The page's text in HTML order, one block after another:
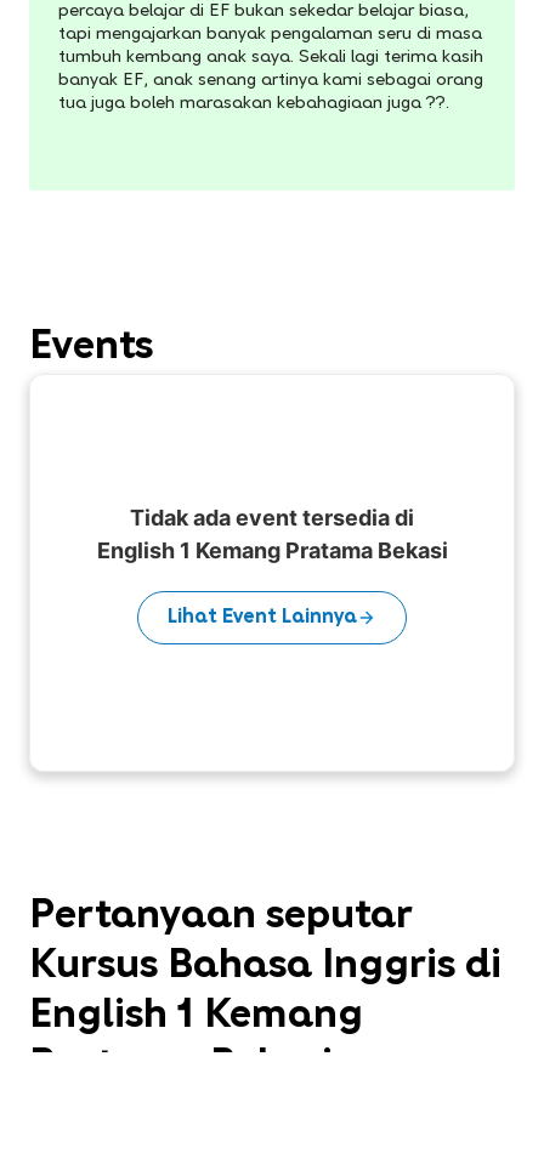
percaya belajar di EF bukan sekedar belajar biasa,
tapi mengajarkan banyak pengalaman seru di masa
tumbuh kembang anak saya. Sekali lagi terima kasih
banyak EF, anak senang artinya kami sebagai orang
tua juga boleh marasakan kebahagiaan juga ??.
Events
Tidak ada event tersedia di
English 1 Kemang Pratama Bekasi
Lihat Event Lainnya
Pertanyaan seputar
Kursus Bahasa Inggris di
English 1 Kemang